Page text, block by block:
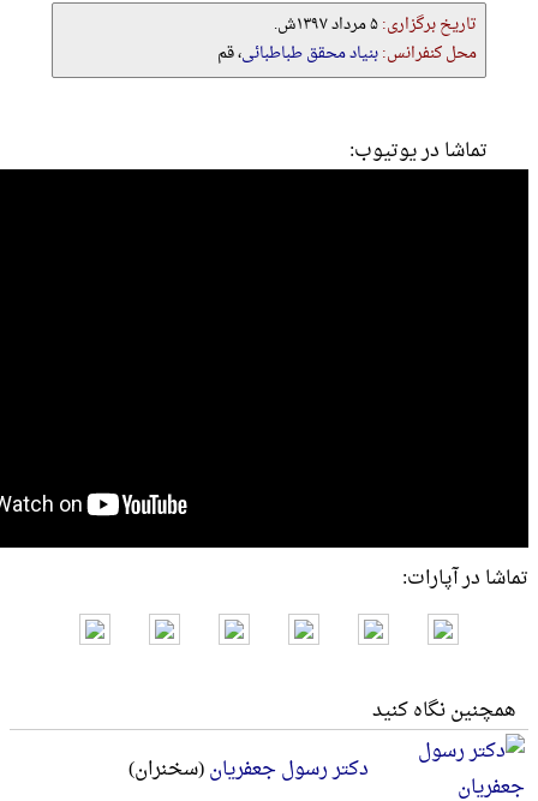
تاریخ برگزاری:۵ مرداد ۱۳۹۷ش.
محل کنفرانس:بنیاد محقق طباطبائی، قم
تماشا در یوتیوب:
تماشا در آپارات:
همچنین نگاه کنید
دکتر رسول جعفریان(سخنران)